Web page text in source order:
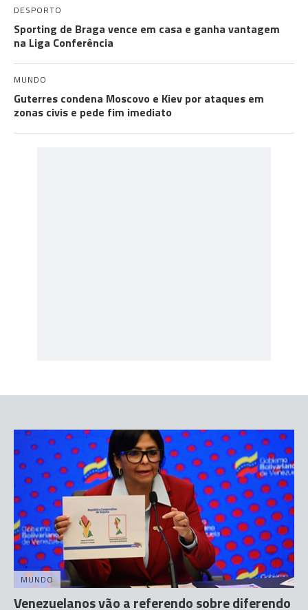
DESPORTO
Sporting de Braga vence em casa e ganha vantagem
na Liga Conferência
MUNDO
Guterres condena Moscovo e Kiev por ataques em
zonas civis e pede fim imediato
MUNDO
Venezuelanos vão a referendo sobre diferendo